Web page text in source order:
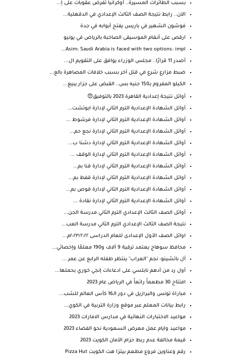
بسبب الطائرات المسيرة.. أوكرانيا تفرض عقوبات على إ...
الآن.. رابط نتيجة الصف الثالث الإعدادي في الدقهلية...
فوشون الشهير في باريس يفتح أبوابه في جدة
ارقص على أنغام الموسيقى الصاخبة بالرياض في يونيو
Asim: Saudi Arabia is faced with two options: impl...
أصدر 11 قرارًا.. مجلس الوزراء يوافق على التقويم ال...
ضبط مزارع شرع في قتل آخر بسبب خلافات المصاهرة بالع...
الكيلو المفروم بـ150 جنيه بس.. القبض على جزار يبيع...
أوائل نتيجة إعدادية القاهرة 2023 بالتوفيق😍
أوائل الشهادة الإعدادية الترم الثاني لإدارة ابوتشت...
أوائل الشهادة الإعدادية الترم الثاني لإدارة فرشوط ...
أوائل الشهادة الإعدادية الترم الثاني لإدارة نجع حم...
أوائل الشهادة الإعدادية الترم الثاني لإدارة دشنا ب...
أوائل الشهادة الإعدادية الترم الثاني لإدارة الوقف ...
أوائل الشهادة الإعدادية الترم الثاني لإدارة قنا بم...
أوائل الشهادة الإعدادية الترم الثاني لإدارة قفط بم...
أوائل الشهادة الإعدادية الترم الثاني لإدارة قوص بم...
أوائل الشهادة الإعدادية الترم الثاني لإدارة نقادة ...
أوائل الصف الثالث الإعدادي الترم الثاني مدرسة الجن...
نتيجة الصف الثالث الإعدادي الترم الثاني مدرسة العب...
اوائل الصف الأول الإعدادى للعام الدراسى ٢٠٢٣/٢٠٢٢م...
محافظ سوهاج يعتمد ترقية 9 آلاف و190 معلمًا وإخصائي...
آل باتشينو: نجم "العراب" ينتظر طفله الرابع عن عمر ...
أول رد من أدهم نابلسي على ادعاءات إنجي خوري بحملها...
افتتاح 30 مطعماً رائعاً في الرياض عام 2023
مباراة تونس والبرازيل في دور الـ16 كأس العالم للشب...
رابط بيانات المعلم عبر موقع وزارة التربية في الكوي...
مواعيد الاختبارات النهائية في مدارس الامارات 2023
مواعيد وايام عمل معرض السعودية نحو الفضاء 2023
قيمة مخالفة عدم ربط حزام الأمان الكويت 2023
رقم وعناوين فروع مطعم بيتزا هت الكويت Pizza Hut